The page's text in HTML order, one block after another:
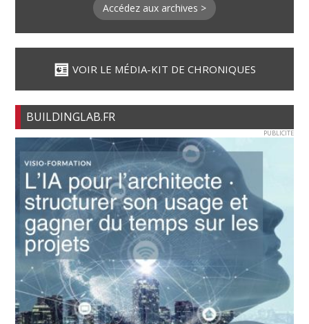
Accédez aux archives >
VOIR LE MÉDIA-KIT DE CHRONIQUES
BUILDINGLAB.FR
PUBLICITE